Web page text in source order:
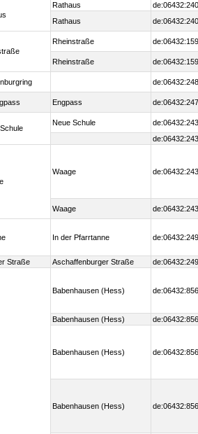
Rathaus
Rathaus
Rheinstraße
Rheinstraße
Engpass
Neue Schule
Waage
Waage
In der Pfarrtanne
Straße Aschaffenburger Straße
Babenhausen (Hess)
Babenhausen (Hess)
Babenhausen (Hess)
Babenhausen (Hess)